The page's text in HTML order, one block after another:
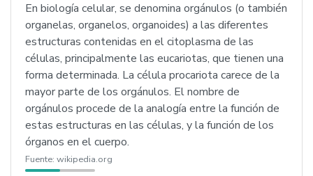
En biología celular, se denomina orgánulos (o también
organelas, organelos, organoides) a las diferentes
estructuras contenidas en el citoplasma de las
células, principalmente las eucariotas, que tienen una
forma determinada. La célula procariota carece de la
mayor parte de los orgánulos. El nombre de
orgánulos procede de la analogía entre la función de
estas estructuras en las células, y la función de los
órganos en el cuerpo.
Fuente: wikipedia.org